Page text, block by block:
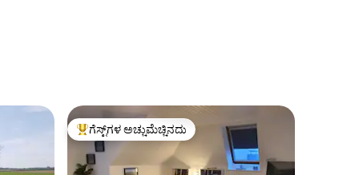
ಗೆಸ್ಟ್‌ಗಳಿಗೆ ಅತಿ ಹೆಚ್ಚು ಅಚ್ಚುಮೆಚ್ಚಿನದು
ಗೆಸ್ಟ್‌ಗಳ ಅಚ್ಚುಮೆಚ್ಚಿನದು